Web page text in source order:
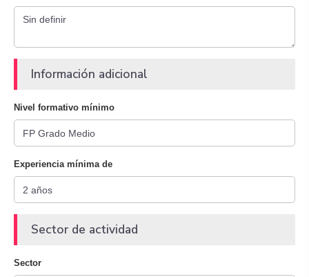
Información adicional
Nivel formativo mínimo
Experiencia mínima de
Sector de actividad
Sector